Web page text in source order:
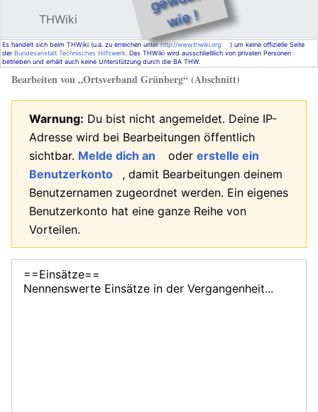
THWiki e !
Es handelt sich beim THWiki (u.a. zu erreichen unterhttp://www.thwiki.org
) um keine offizielle Seite
derBundesanstalt Technisches Hilfswerk. Das THWiki wird ausschließlich von privaten Personen
betrieben und erhält auch keine Unterstützung durch die BA THW.
Bearbeiten von „Ortsverband Grünberg“ (Abschnitt)
Warnung: Du bist nicht angemeldet. Deine IP-
Adresse wird bei Bearbeitungen öffentlich
sichtbar. Melde dich an oder erstelle ein
Benutzerkonto
, damit Bearbeitungen deinem
Benutzernamen zugeordnet werden. Ein eigenes
Benutzerkonto hat eine ganze Reihe von
Vorteilen.